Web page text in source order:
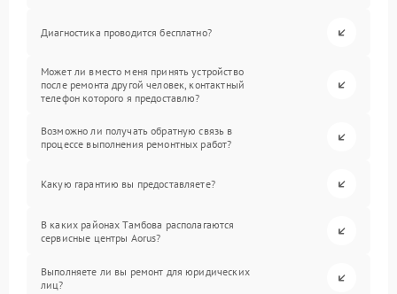
Диагностика проводится бесплатно?
Может ли вместо меня принять устройство
после ремонта другой человек, контактный
телефон которого я предоставлю?
Возможно ли получать обратную связь в
процессе выполнения ремонтных работ?
Какую гарантию вы предоставляете?
В каких районах Тамбова располагаются
сервисные центры Aorus?
Выполняете ли вы ремонт для юридических
лиц?